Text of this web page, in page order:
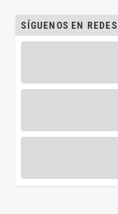
SÍGUENOS EN REDES